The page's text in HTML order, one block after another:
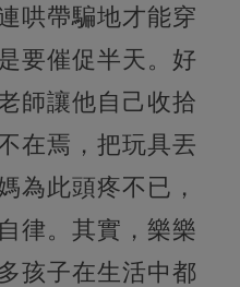
哄帶騙地才能穿
要催促半天。好
師讓他自己收拾
在焉，把玩具丟
為此頭疼不已，
律。其實，樂樂
孩子在生活中都